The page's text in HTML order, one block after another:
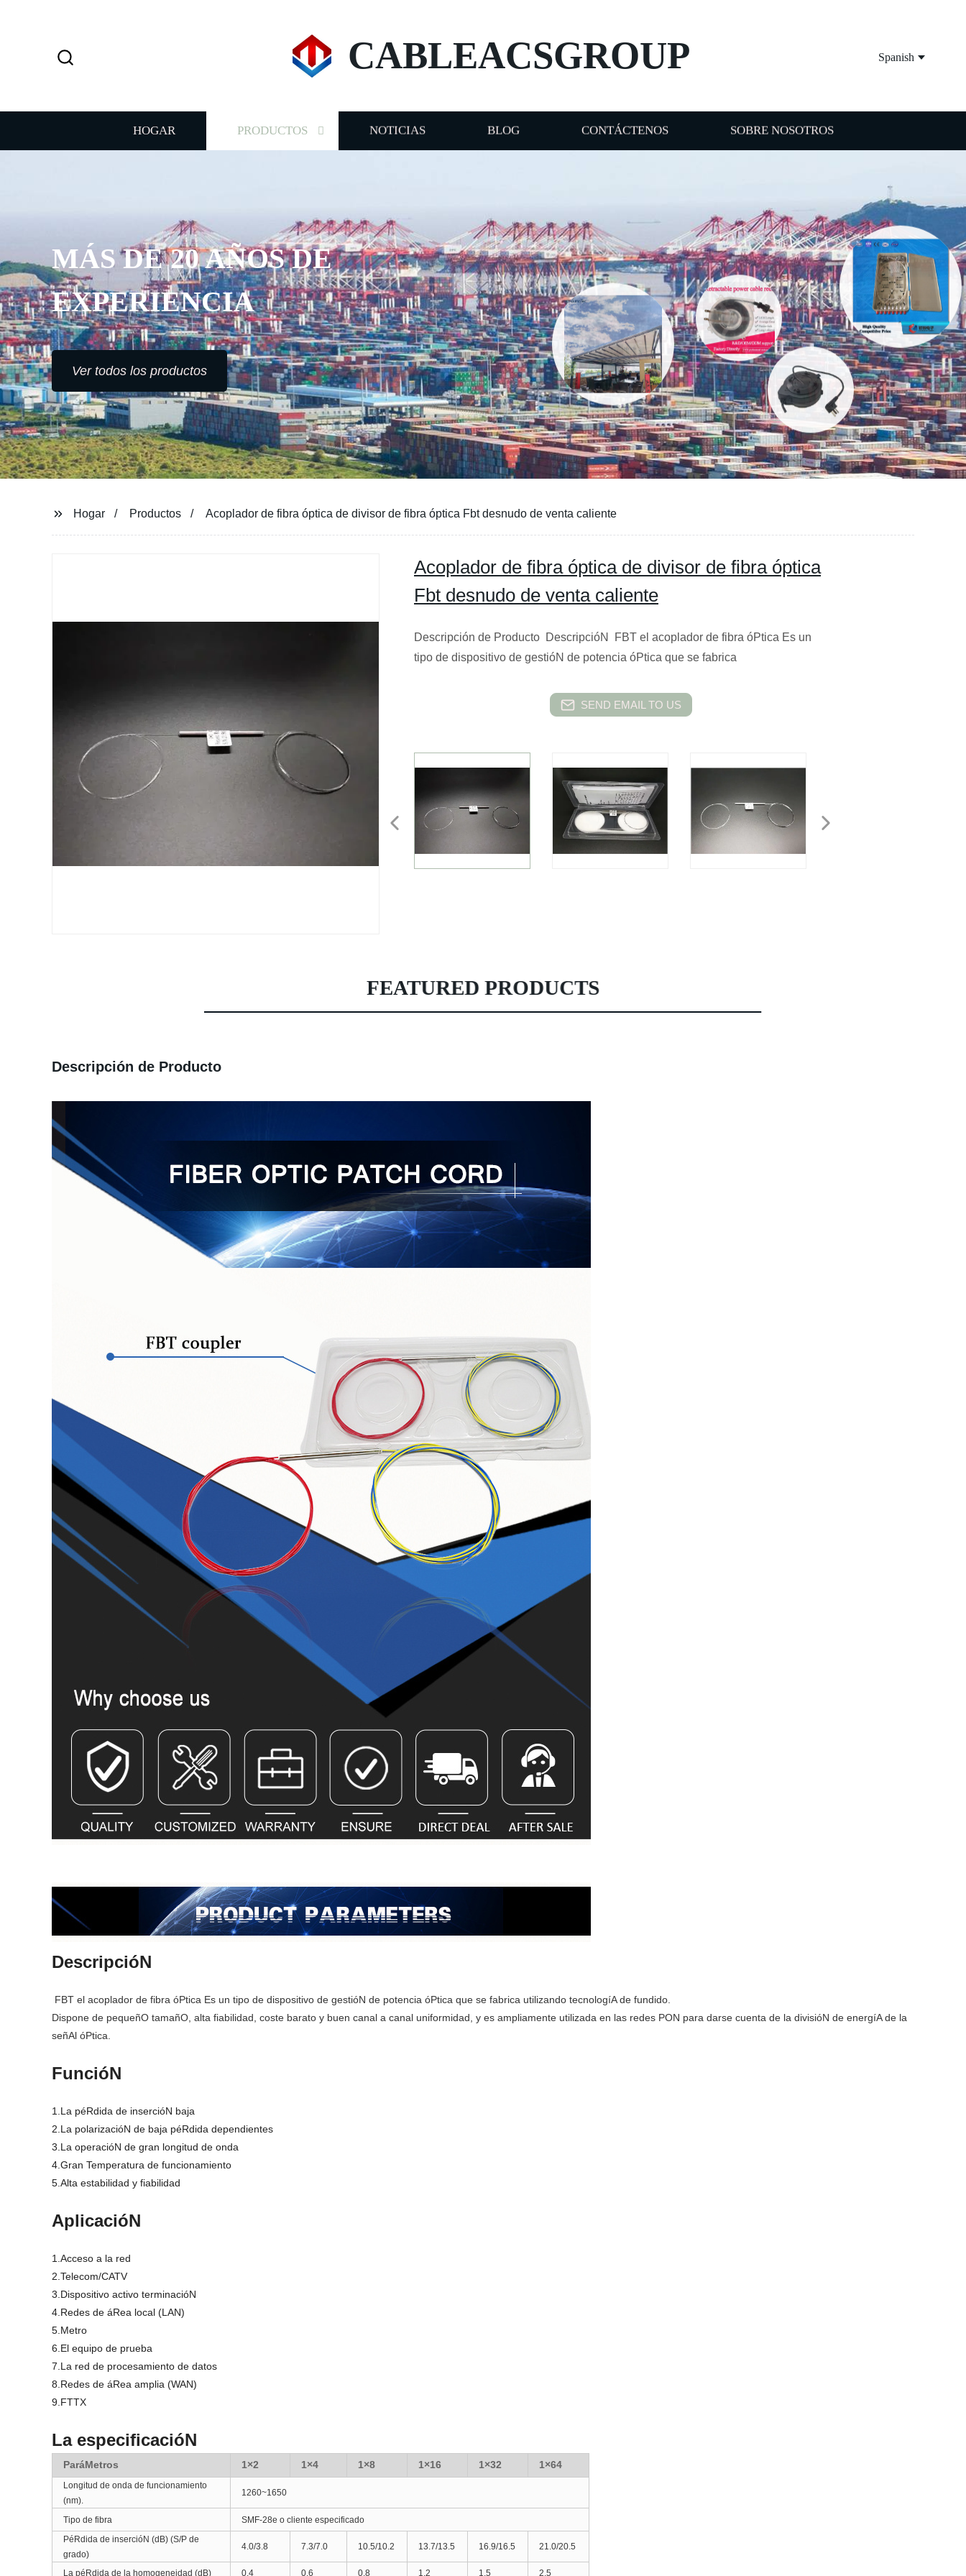
CABLEACSGROUP Spanish
HOGAR PRODUCTOS NOTICIAS BLOG CONTÁCTENOS SOBRE NOSOTROS
MÁS DE 20 AÑOS DE
EXPERIENCIA
Ver todos los productos
Hogar Productos Acoplador de fibra óptica de divisor de fibra óptica Fbt desnudo de venta caliente
Acoplador de fibra óptica de divisor de fibra óptica
Fbt desnudo de venta caliente
Descripción de Producto DescripcióN FBT el acoplador de fibra óPtica Es un
tipo de dispositivo de gestióN de potencia óPtica que se fabrica
SEND EMAIL TO US
FEATURED PRODUCTS
Descripción de Producto
DescripcióN
FBT el acoplador de fibra óPtica Es un tipo de dispositivo de gestióN de potencia óPtica que se fabrica utilizando tecnologíA de fundido.
Dispone de pequeñO tamañO, alta fiabilidad, coste barato y buen canal a canal uniformidad, y es ampliamente utilizada en las redes PON para darse cuenta de la divisióN de energíA de la
señAl óPtica.
FuncióN
1.La péRdida de insercióN baja
2.La polarizacióN de baja péRdida dependientes
3.La operacióN de gran longitud de onda
4.Gran Temperatura de funcionamiento
5.Alta estabilidad y fiabilidad
AplicacióN
1.Acceso a la red
2.Telecom/CATV
3.Dispositivo activo terminacióN
4.Redes de áRea local (LAN)
5.Metro
6.El equipo de prueba
7.La red de procesamiento de datos
8.Redes de áRea amplia (WAN)
9.FTTX
La especificacióN
ParáMetros 1×2 1×4 1×8 1×16 1×32 1×64
Longitud de onda de funcionamiento
(nm).
1260~1650
Tipo de fibra
SMF-28e o cliente especificado
PéRdida de insercióN (dB) (S/P de
grado)
4.0/3.8 7.3/7.0 10.5/10.2 13.7/13.5 16.9/16.5 21.0/20.5
La péRdida de la homogeneidad (dB) 0.4 0.6 0.8 1.2 1.5 2.5